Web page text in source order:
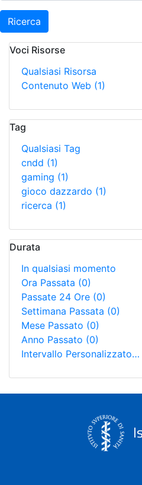
Ricerca
Voci Risorse
Qualsiasi Risorsa
Contenuto Web (1)
Tag
Qualsiasi Tag
cndd (1)
gaming (1)
gioco dazzardo (1)
ricerca (1)
Durata
In qualsiasi momento
Ora Passata (0)
Passate 24 Ore (0)
Settimana Passata (0)
Mese Passato (0)
Anno Passato (0)
Intervallo Personalizzato…